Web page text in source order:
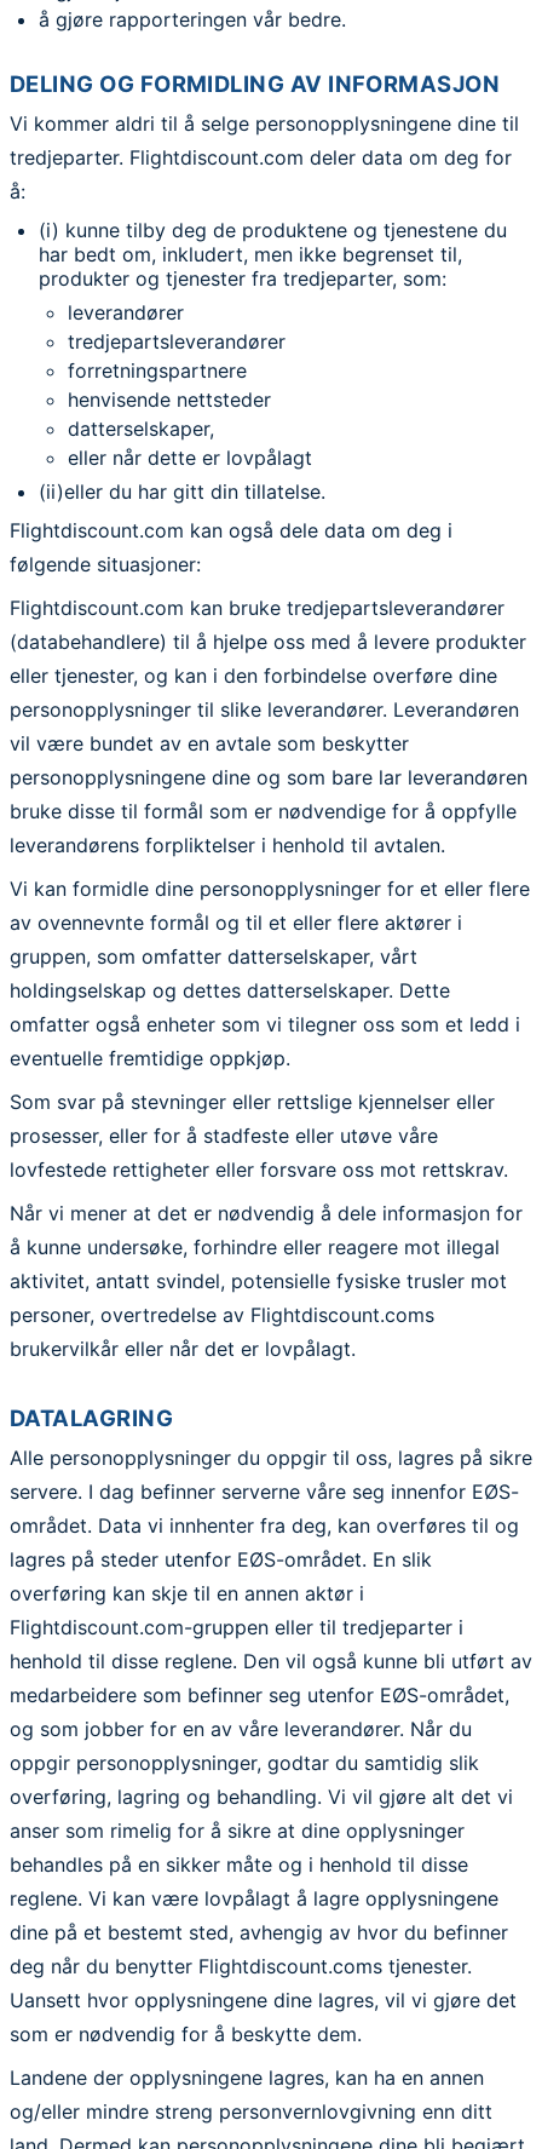
å gjøre rapporteringen vår bedre.
DELING OG FORMIDLING AV INFORMASJON
Vi kommer aldri til å selge personopplysningene dine til
tredjeparter. Flightdiscount.com deler data om deg for
å:
(i) kunne tilby deg de produktene og tjenestene du
har bedt om, inkludert, men ikke begrenset til,
produkter og tjenester fra tredjeparter, som:
leverandører
tredjepartsleverandører
forretningspartnere
henvisende nettsteder
datterselskaper,
eller når dette er lovpålagt
(ii)eller du har gitt din tillatelse.
Flightdiscount.com kan også dele data om deg i
følgende situasjoner:
Flightdiscount.com kan bruke tredjepartsleverandører
(databehandlere) til å hjelpe oss med å levere produkter
eller tjenester, og kan i den forbindelse overføre dine
personopplysninger til slike leverandører. Leverandøren
vil være bundet av en avtale som beskytter
personopplysningene dine og som bare lar leverandøren
bruke disse til formål som er nødvendige for å oppfylle
leverandørens forpliktelser i henhold til avtalen.
Vi kan formidle dine personopplysninger for et eller flere
av ovennevnte formål og til et eller flere aktører i
gruppen, som omfatter datterselskaper, vårt
holdingselskap og dettes datterselskaper. Dette
omfatter også enheter som vi tilegner oss som et ledd i
eventuelle fremtidige oppkjøp.
Som svar på stevninger eller rettslige kjennelser eller
prosesser, eller for å stadfeste eller utøve våre
lovfestede rettigheter eller forsvare oss mot rettskrav.
Når vi mener at det er nødvendig å dele informasjon for
å kunne undersøke, forhindre eller reagere mot illegal
aktivitet, antatt svindel, potensielle fysiske trusler mot
personer, overtredelse av Flightdiscount.coms
brukervilkår eller når det er lovpålagt.
DATALAGRING
Alle personopplysninger du oppgir til oss, lagres på sikre
servere. I dag befinner serverne våre seg innenfor EØS-
området. Data vi innhenter fra deg, kan overføres til og
lagres på steder utenfor EØS-området. En slik
overføring kan skje til en annen aktør i
Flightdiscount.com-gruppen eller til tredjeparter i
henhold til disse reglene. Den vil også kunne bli utført av
medarbeidere som befinner seg utenfor EØS-området,
og som jobber for en av våre leverandører. Når du
oppgir personopplysninger, godtar du samtidig slik
overføring, lagring og behandling. Vi vil gjøre alt det vi
anser som rimelig for å sikre at dine opplysninger
behandles på en sikker måte og i henhold til disse
reglene. Vi kan være lovpålagt å lagre opplysningene
dine på et bestemt sted, avhengig av hvor du befinner
deg når du benytter Flightdiscount.coms tjenester.
Uansett hvor opplysningene dine lagres, vil vi gjøre det
som er nødvendig for å beskytte dem.
Landene der opplysningene lagres, kan ha en annen
og/eller mindre streng personvernlovgivning enn ditt